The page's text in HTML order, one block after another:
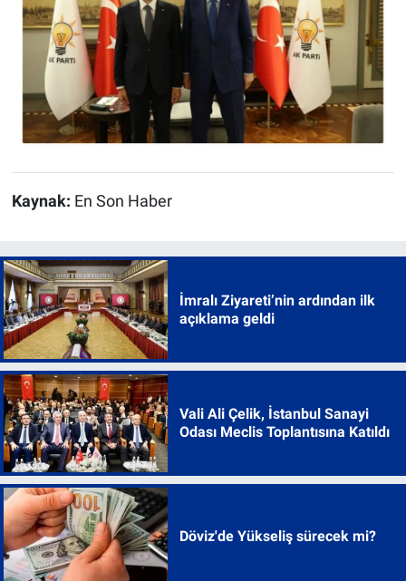
Kaynak: En Son Haber
İmralı Ziyareti’nin ardından ilk
açıklama geldi
Vali Ali Çelik, İstanbul Sanayi
Odası Meclis Toplantısına Katıldı
Döviz'de Yükseliş sürecek mi?